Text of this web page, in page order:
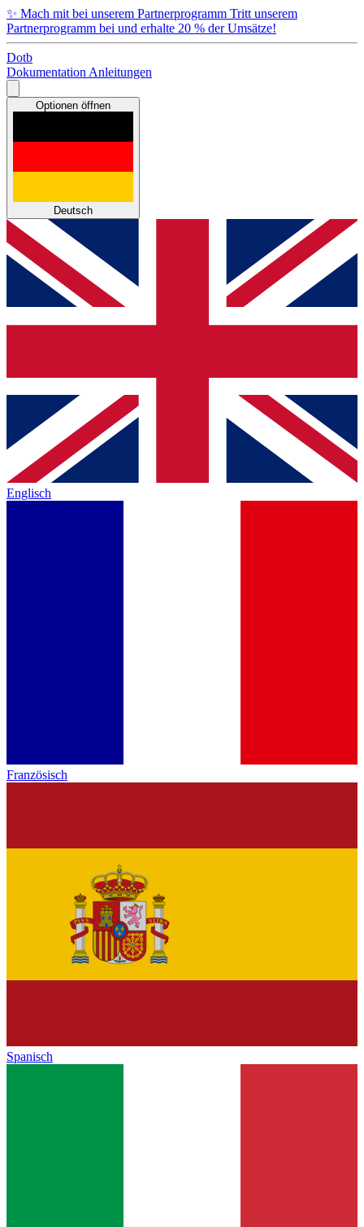
✨ Mach mit bei unserem Partnerprogramm Tritt unserem
Partnerprogramm bei und erhalte 20 % der Umsätze!
Dotb
Dokumentation Anleitungen
Optionen öffnen
Deutsch
Englisch
Französisch
Spanisch